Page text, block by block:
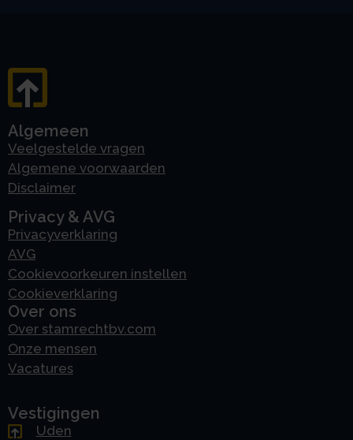
Algemeen
Veelgestelde vragen
Algemene voorwaarden
Disclaimer
Privacy & AVG
Privacyverklaring
AVG
Cookievoorkeuren instellen
Cookieverklaring
Over ons
Over stamrechtbv.com
Onze mensen
Vacatures
Vestigingen
Uden